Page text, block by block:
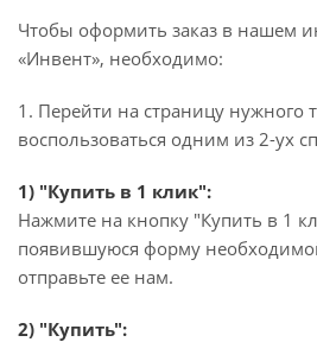
Чтобы оформить заказ в нашем
«Инвент», необходимо:
1. Перейти на страницу нужного
воспользоваться одним из 2-ух
1) "Купить в 1 клик":
Нажмите на кнопку "Купить в 1
появившуюся форму
отправьте ее нам.
2) "Купить":